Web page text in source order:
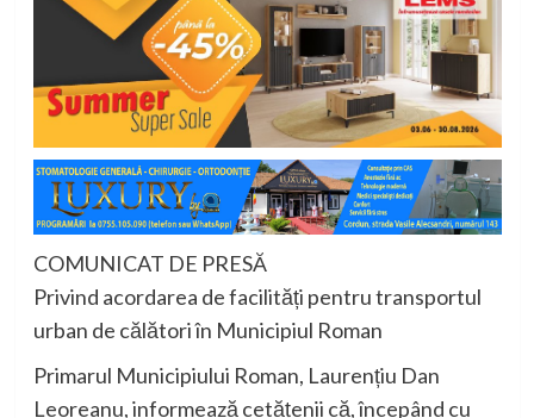
COMUNICAT DE PRESĂ
Privind acordarea de facilități pentru transportul
urban de călători în Municipiul Roman
Primarul Municipiului Roman, Laurențiu Dan
Leoreanu, informează cetățenii că, începând cu